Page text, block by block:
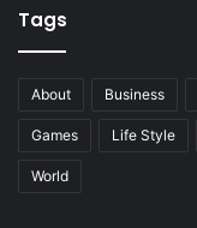
Tags
About Business
Games Life Style
World